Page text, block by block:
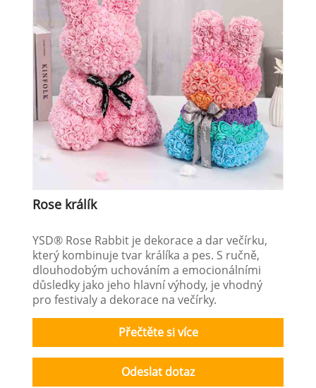
Rose králík
YSD® Rose Rabbit je dekorace a dar večírku,
který kombinuje tvar králíka a pes. S ručně,
dlouhodobým uchováním a emocionálními
důsledky jako jeho hlavní výhody, je vhodný
pro festivaly a dekorace na večírky.
Přečtěte si více
Odeslat dotaz